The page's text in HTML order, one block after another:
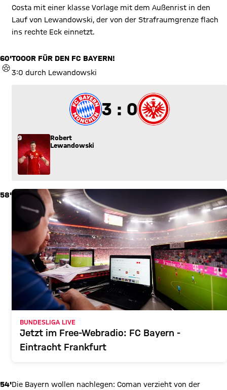
Costa mit einer klasse Vorlage mit dem Außenrist in den
Lauf von Lewandowski, der von der Strafraumgrenze flach
ins rechte Eck einnetzt.
60'
TOR
TOOOR FÜR DEN FC BAYERN!
3:0 durch Lewandowski
3 zu 0
3 : 0
9
Robert
Lewandowski
58'
BUNDESLIGA LIVE
Jetzt im Free-Webradio: FC Bayern -
Eintracht Frankfurt
54'Die Bayern wollen nachlegen: Coman verzieht von der